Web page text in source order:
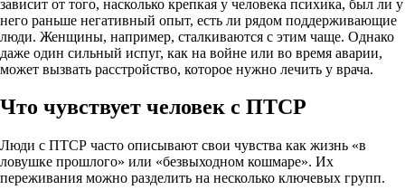
зависит от того, насколько крепкая у человека психика, был ли у
него раньше негативный опыт, есть ли рядом поддерживающие
люди. Женщины, например, сталкиваются с этим чаще. Однако
даже один сильный испуг, как на войне или во время аварии,
может вызвать расстройство, которое нужно лечить у врача.
Что чувствует человек с ПТСР
Люди с ПТСР часто описывают свои чувства как жизнь «в
ловушке прошлого» или «безвыходном кошмаре». Их
переживания можно разделить на несколько ключевых групп.